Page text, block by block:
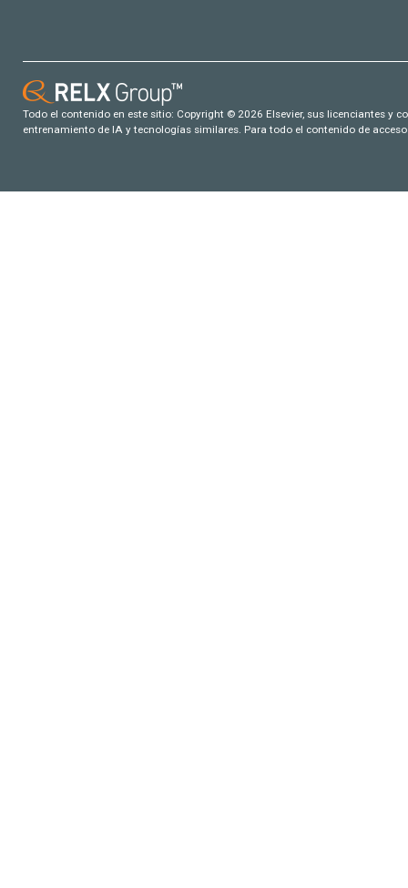
Todo el contenido en este sitio: Copyright © 2026 Elsevier, sus licenciantes y
entrenamiento de IA y tecnologías similares. Para todo el contenido de